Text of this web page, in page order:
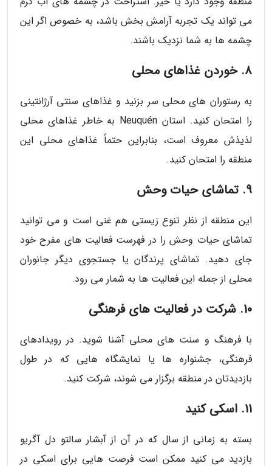
می تواند یک تجربه آرامش بخش باشد، به خصوص اگر این
چشمه ها به شما نزدیک باشند.
8. خوردن غذاهای محلی
به رستوران های محلی سر بزنید و غذاهای سنتی آرژانتینی
را امتحان کنید. استان Neuquén به خاطر غذاهای محلی
لذیذش معروف است، بنابراین حتماً غذاهای محلی این
منطقه را امتحان کنید.
9. تماشای حیات وحش
این منطقه از نظر تنوع زیستی هم غنی است و می توانید
تماشای حیات وحش را در فهرست فعالیت های مفرح خود
جای دهید. تماشای پرندگان یا جستجوی دیگر جانوران
محلی از جمله این فعالیت ها به شمار می رود.
10. شرکت در فعالیت های فرهنگی
با فرهنگ و سنت های محلی آشنا شوید. در رویدادهای
فرهنگی، جشنواره ها یا نمایشگاه هایی که در طول
بازدیدتان در منطقه برگزار می شوند، شرکت کنید.
11. اسکی کنید
بسته به زمانی از سال که در آن از آبشار سالتو دل آگریو
بازدید می کنید ممکن است فرصت هایی برای اسکی در